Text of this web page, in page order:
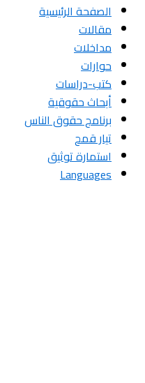
الصفحة الرئيسية
مقالات
مداخلات
حوارات
كتب-دراسات
أبحاث حقوقية
برنامج حقوق الناس
تيار قمح
استمارة توثيق
Languages